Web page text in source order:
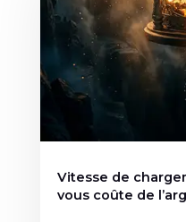
Vitesse de
vous coûte de